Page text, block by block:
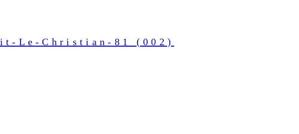
Le-Christian-81 (002)